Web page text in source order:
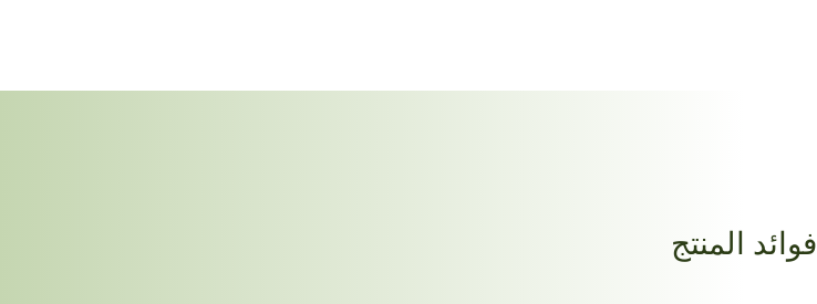
فوائد المنتج